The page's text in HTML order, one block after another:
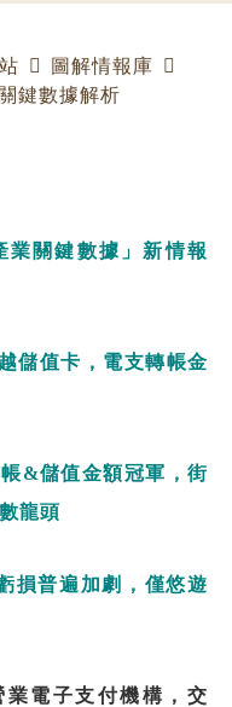
圖解情報庫
鍵數據解析
業關鍵數據」新情報
儲值卡，電支轉帳金
&儲值金額冠軍，街
龍頭
損普遍加劇，僅悠遊
業電子支付機構，交